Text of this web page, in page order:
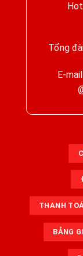
Tổng
E-
THANH
BẢNG